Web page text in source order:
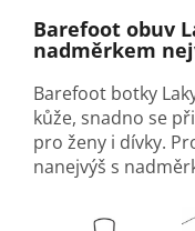
Barefoot obuv
nadměrkem
Barefoot botky
kůže, snadno se
pro ženy i dívky.
nanejvýš s